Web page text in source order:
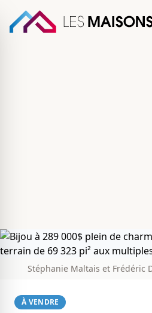
Stéphanie Maltais et Frédéric
À VENDRE